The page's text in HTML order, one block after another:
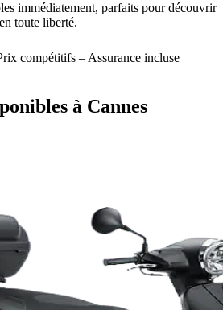
immédiatement, parfaits pour découvrir
toute liberté.
compétitifs – Assurance incluse
à Cannes